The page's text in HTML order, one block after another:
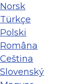
Norsk
Türkçe
Polski
Româna
Ceština
Slovenský